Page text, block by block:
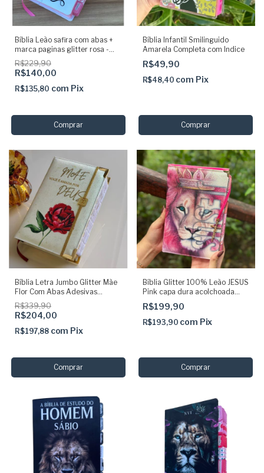
Bíblia Leão safira com abas +
marca paginas glitter rosa -
ARC
R$229,90
R$140,00
R$135,80 com Pix
Bíblia Infantil Smilinguido
Amarela Completa com Indice
R$49,90
R$48,40 com Pix
Bíblia Letra Jumbo Glitter Mãe
Flor Com Abas Adesivas
Elastico e Harpa
R$339,90
R$204,00
R$197,88 com Pix
Bíblia Glitter 100% Leão JESUS
Pink capa dura acolchoada
ARC com abas adesivas
pingente e Harpa
R$199,90
R$193,90 com Pix